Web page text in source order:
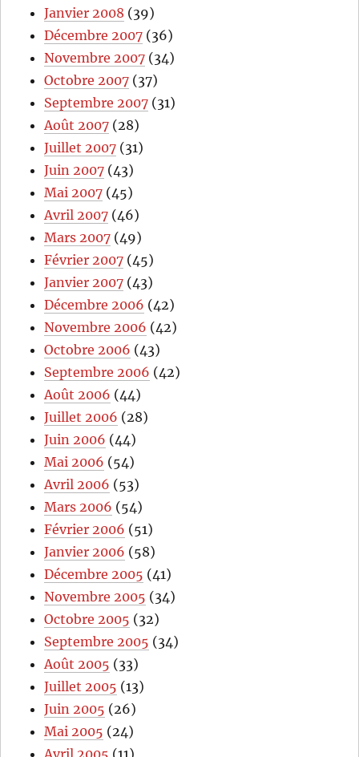
Janvier 2008 (39)
Décembre 2007 (36)
Novembre 2007 (34)
Octobre 2007 (37)
Septembre 2007 (31)
Août 2007 (28)
Juillet 2007 (31)
Juin 2007 (43)
Mai 2007 (45)
Avril 2007 (46)
Mars 2007 (49)
Février 2007 (45)
Janvier 2007 (43)
Décembre 2006 (42)
Novembre 2006 (42)
Octobre 2006 (43)
Septembre 2006 (42)
Août 2006 (44)
Juillet 2006 (28)
Juin 2006 (44)
Mai 2006 (54)
Avril 2006 (53)
Mars 2006 (54)
Février 2006 (51)
Janvier 2006 (58)
Décembre 2005 (41)
Novembre 2005 (34)
Octobre 2005 (32)
Septembre 2005 (34)
Août 2005 (33)
Juillet 2005 (13)
Juin 2005 (26)
Mai 2005 (24)